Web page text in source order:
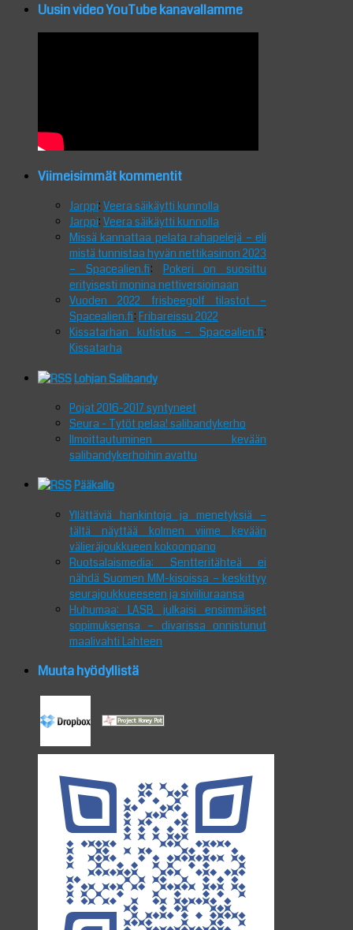
Uusin video YouTube kanavallamme
Viimeisimmät kommentit
Jarppi: Veera säikäytti kunnolla
Jarppi: Veera säikäytti kunnolla
Missä kannattaa pelata rahapelejä – eli
mistä tunnistaa hyvän nettikasinon 2023
– Spacealien.fi: Pokeri on suosittu
erityisesti monina nettiversioinaan
Vuoden 2022 frisbeegolf tilastot –
Spacealien.fi: Fribareissu 2022
Kissatarhan kutistus – Spacealien.fi:
Kissatarha
Lohjan Salibandy
Pojat 2016-2017 syntyneet
Seura - Tytöt pelaa! salibandykerho
Ilmoittautuminen kevään
salibandykerhoihin avattu
Pääkallo
Yllättäviä hankintoja ja menetyksiä –
tältä näyttää kolmen viime kevään
välieräjoukkueen kokoonpano
Ruotsalaismedia: Sentteritähteä ei
nähdä Suomen MM-kisoissa – keskittyy
seurajoukkueeseen ja siviiliuraansa
Huhumaa: LASB julkaisi ensimmäiset
sopimuksensa – divarissa onnistunut
maalivahti Lahteen
Muuta hyödyllistä